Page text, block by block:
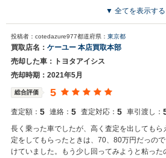
買取店からの返信
お世話になっております。 株式会社ネクス
度はネクステージをご利用いただきまして誠
た。 今後もご満足いただけるよう精進してまいります。 スタッフ一
同、またのご利用お待ちしております。
▼ 全てを表示する
投稿者：cotedazure977都道府県： 東京都
買取店名： ケーユー 本店買取本部
売却した車：トヨタアイシス
売却時期：2021年5月
総合評価 5
査定額： 5 連絡： 5 査定対応： 5 車引渡し：
長く乗った車でしたが、高く査定を出しても
定をしてもらったときは、70、80万円だっの
けていました。もう少し回ってみようと粘った